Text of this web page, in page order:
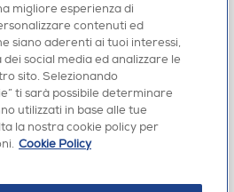
migliore esperienza di
contenuti ed
siano aderenti ai tuoi interessi,
social media ed analizzare le
sito. Selezionando
ti sarà possibile determinare
utilizzati in base alle tue
la nostra cookie policy per
Cookie Policy